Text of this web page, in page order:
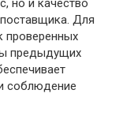
но и качество
Для
проверенных
предыдущих
соблюдение